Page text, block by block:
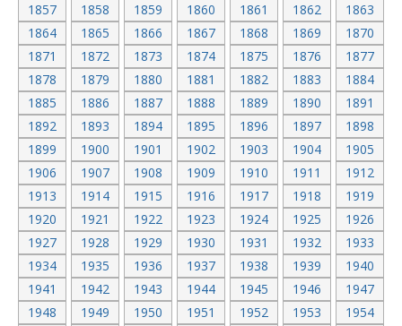
1857
1858 1859 1860 1861 1862
1863
1864
1865 1866 1867 1868 1869
1870
1871
1872 1873 1874 1875 1876
1877
1878
1879 1880 1881 1882 1883
1884
1885
1886 1887 1888 1889 1890
1891
1892
1893 1894 1895 1896 1897
1898
1899
1900 1901 1902 1903 1904
1905
1906
1907 1908 1909 1910 1911
1912
1913
1914 1915 1916 1917 1918
1919
1920
1921 1922 1923 1924 1925
1926
1927
1928 1929 1930 1931 1932
1933
1934
1935 1936 1937 1938 1939
1940
1941
1942 1943 1944 1945 1946
1947
1948
1949 1950 1951 1952 1953
1954